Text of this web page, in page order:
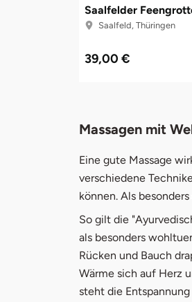
Saalfelder
Saalfeld, Thüringen
39,00 €
Massagen mit
Eine gute Massage
verschiedene
können. Als
So gilt die
als besonders
Rücken und Bauch
Wärme sich auf Herz
steht die